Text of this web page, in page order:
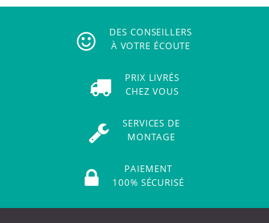
DES CONSEILLERS
À VOTRE ÉCOUTE
PRIX LIVRÉS
CHEZ VOUS
SERVICES DE
MONTAGE
PAIEMENT
100% SÉCURISÉ